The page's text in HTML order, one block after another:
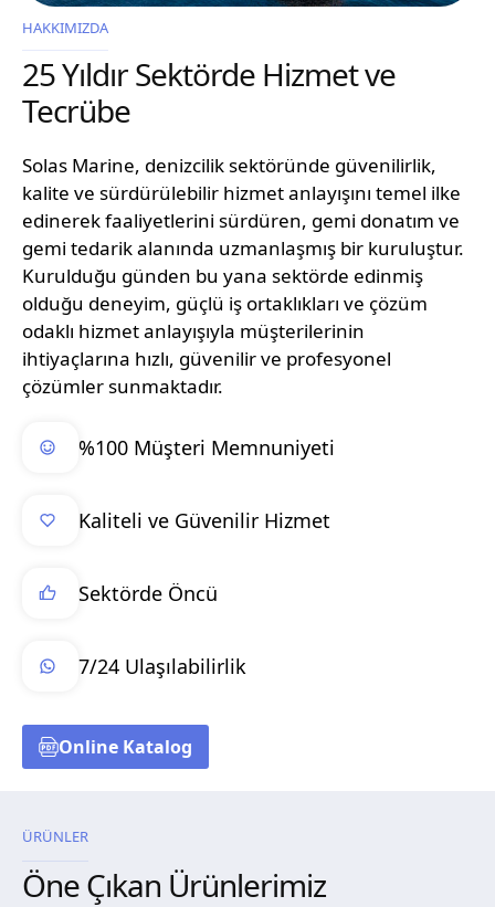
HAKKIMIZDA
25 Yıldır Sektörde Hizmet ve
Tecrübe
Solas Marine, denizcilik sektöründe güvenilirlik,
kalite ve sürdürülebilir hizmet anlayışını temel ilke
edinerek faaliyetlerini sürdüren, gemi donatım ve
gemi tedarik alanında uzmanlaşmış bir kuruluştur.
Kurulduğu günden bu yana sektörde edinmiş
olduğu deneyim, güçlü iş ortaklıkları ve çözüm
odaklı hizmet anlayışıyla müşterilerinin
ihtiyaçlarına hızlı, güvenilir ve profesyonel
çözümler sunmaktadır.
%100 Müşteri Memnuniyeti
Kaliteli ve Güvenilir Hizmet
Sektörde Öncü
7/24 Ulaşılabilirlik
Online Katalog
ÜRÜNLER
Öne Çıkan Ürünlerimiz